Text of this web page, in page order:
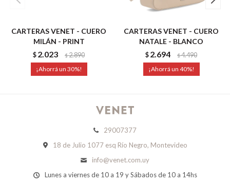
CARTERAS VENET - CUERO
MILÁN - PRINT
$2.023 $2.890
30
CARTERAS VENET - CUERO
NATALE - BLANCO
$2.694 $4.490
40
29007377
18 de Julio 1077 esq Río Negro, Montevideo
info@venet.com.uy
Lunes a viernes de 10 a 19 y Sábados de 10 a 14hs